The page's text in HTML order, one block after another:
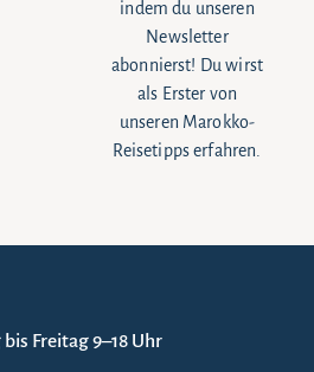
indem du unseren
Newsletter
abonnierst! Du wirst
als Erster von
unseren Marokko-
Reisetipps erfahren.
Freitag 9–18 Uhr